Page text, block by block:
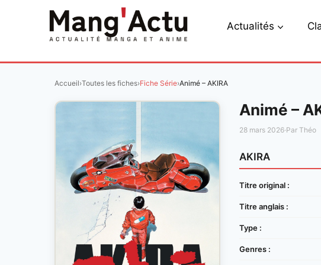
Actualités
Accueil›Toutes les fiches›Fiche Série›Animé – AKIRA
Animé –
28 mars 2026·Par Théo
AKIRA
Titre original :
Titre anglais :
Type :
Genres :